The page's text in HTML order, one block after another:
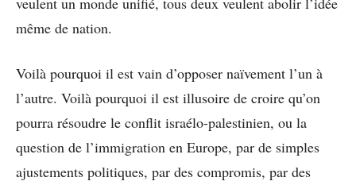
même de nation.
Voilà pourquoi il est vain d’opposer naïvement l’un à
l’autre. Voilà pourquoi il est illusoire de croire qu’on
pourra résoudre le conflit israélo-palestinien, ou la
question de l’immigration en Europe, par de simples
ajustements politiques, par des compromis, par des